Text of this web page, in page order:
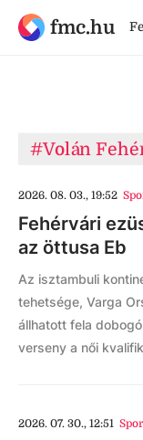
fmc.hu
#Volán
2026. 08. 03., 19:52
Fehérvári
az öttusa Eb
Az isztambuli
tehetsége, Varga
állhatott fela
verseny a női
2026. 07. 30., 12:51